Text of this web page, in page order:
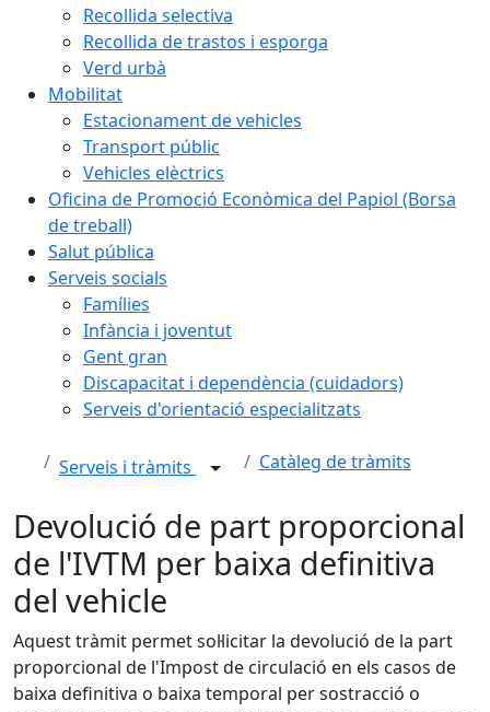
Recollida selectiva
Recollida de trastos i esporga
Verd urbà
Mobilitat
Estacionament de vehicles
Transport públic
Vehicles elèctrics
Oficina de Promoció Econòmica del Papiol (Borsa
de treball)
Salut pública
Serveis socials
Famílies
Infància i joventut
Gent gran
Discapacitat i dependència (cuidadors)
Serveis d'orientació especialitzats
Serveis i tràmits Catàleg de tràmits
Devolució de part proporcional
de l'IVTM per baixa definitiva
del vehicle
Aquest tràmit permet sol·licitar la devolució de la part
proporcional de l'Impost de circulació en els casos de
baixa definitiva o baixa temporal per sostracció o